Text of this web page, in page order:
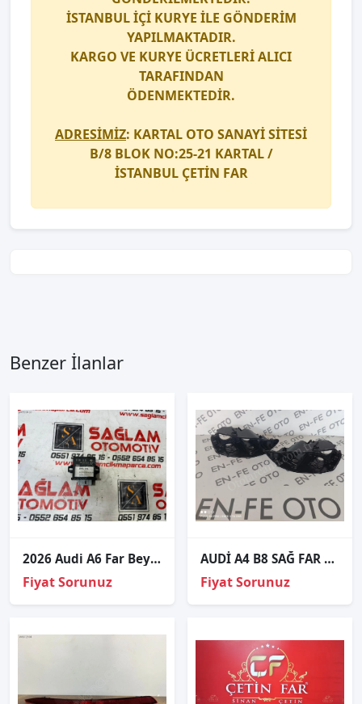
İSTANBUL İÇİ KURYE İLE GÖNDERİM
YAPILMAKTADIR.
KARGO VE KURYE ÜCRETLERİ ALICI
TARAFINDAN
ÖDENMEKTEDİR.
ADRESİMİZ: KARTAL OTO SANAYİ SİTESİ
B/8 BLOK NO:25-21 KARTAL /
İSTANBUL ÇETİN FAR
Benzer İlanlar
2026 Audi A6 Far Beyni 4H0907357B
Fiyat Sorunuz
AUDİ A4 B8 SAĞ FAR KASASI 2013 2014 2015 2016
Fiyat Sorunuz